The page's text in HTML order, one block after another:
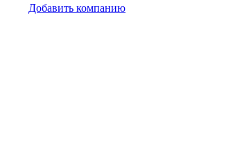
Добавить компанию